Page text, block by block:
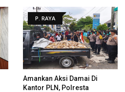
P. RAYA
Amankan Aksi Damai Di
Kantor PLN, Polresta